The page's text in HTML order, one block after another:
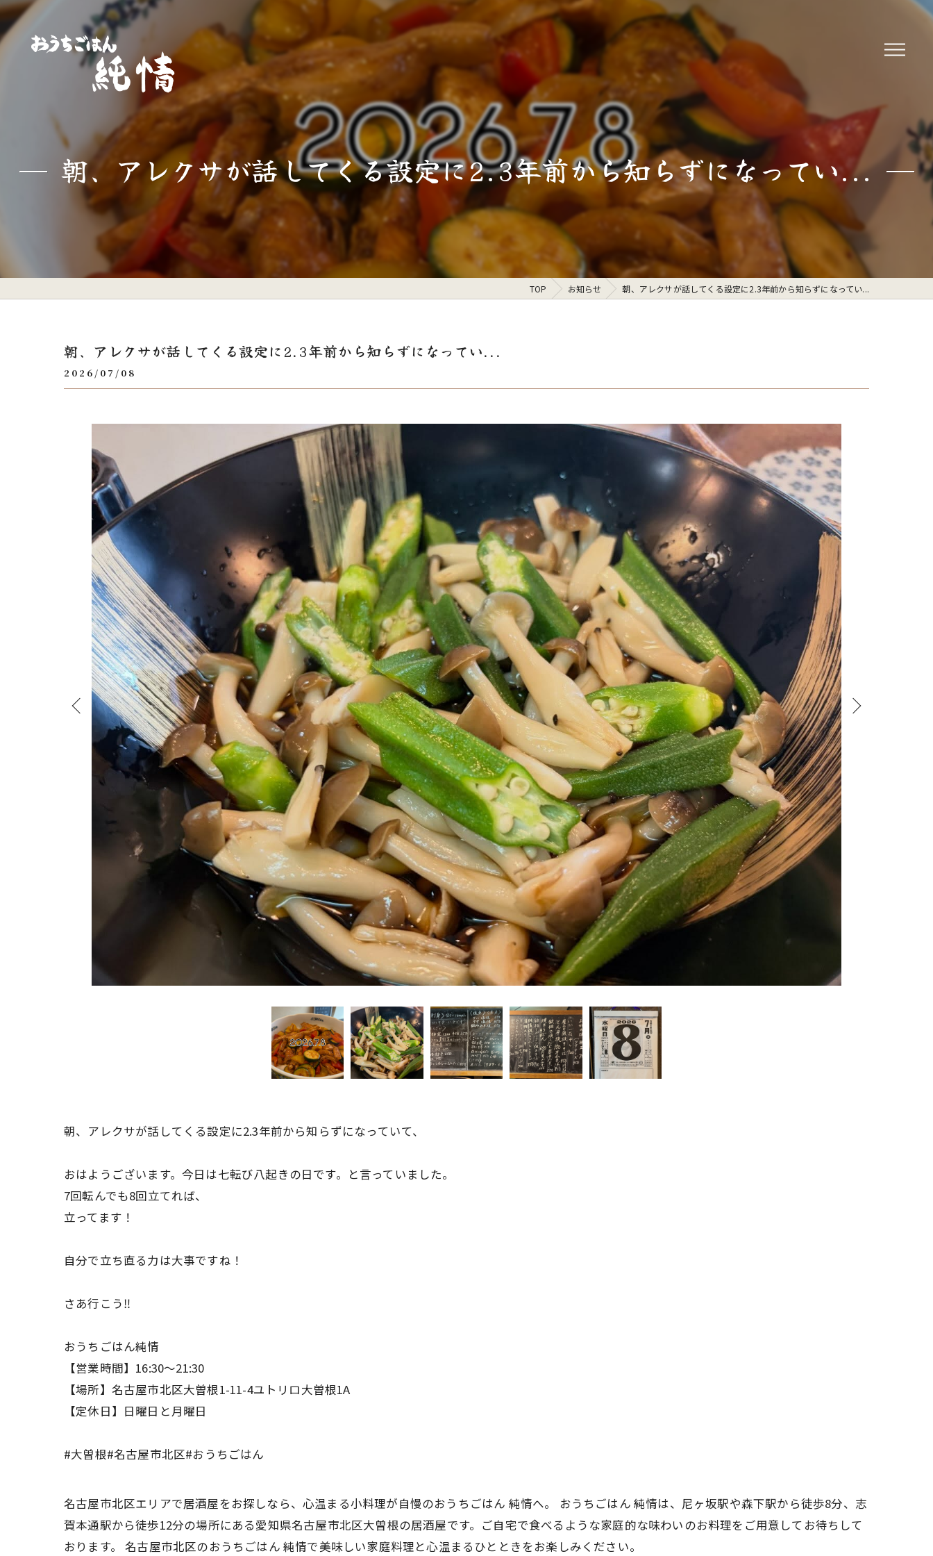
朝、アレクサが話してくる設定に2.3年前から知らずになってい...
TOP お知らせ 朝、アレクサが話してくる設定に2.3年前から知らずになってい...
朝、アレクサが話してくる設定に2.3年前から知らずになってい...
2026/07/08
朝、アレクサが話してくる設定に2.3年前から知らずになっていて、
おはようございます。今日は七転び八起きの日です。と言っていました。
7回転んでも8回立てれば、
立ってます！
自分で立ち直る力は大事ですね！
さあ行こう‼️
おうちごはん純情
【営業時間】16:30〜21:30
【場所】名古屋市北区大曽根1-11-4ユトリロ大曽根1A
【定休日】日曜日と月曜日
#大曽根#名古屋市北区#おうちごはん
名古屋市北区エリアで居酒屋をお探しなら、心温まる小料理が自慢のおうちごはん 純情へ。 おうちごはん 純情は、尼ヶ坂駅や森下駅から徒歩8分、志
賀本通駅から徒歩12分の場所にある愛知県名古屋市北区大曽根の居酒屋です。ご自宅で食べるような家庭的な味わいのお料理をご用意してお待ちして
おります。 名古屋市北区のおうちごはん 純情で美味しい家庭料理と心温まるひとときをお楽しみください。